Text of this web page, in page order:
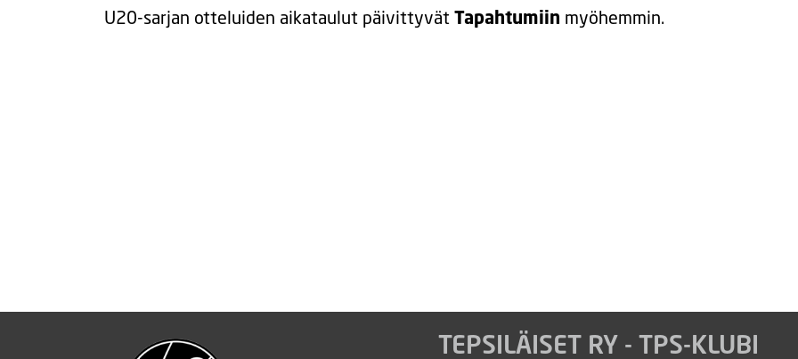
U20-sarjan otteluiden aikataulut päivittyvätTapahtumiin myöhemmin.
TEPSILÄISET RY - TPS-KLUBI